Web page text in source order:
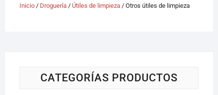
Inicio/ Droguería/ Útiles de limpieza/ Otros útiles de limpieza
CATEGORÍAS PRODUCTOS